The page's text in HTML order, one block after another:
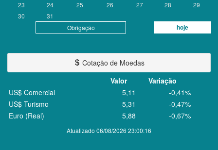
Obrigação hoje
23
24 25 26 27 28
29
30
31
Cotação de Moedas
Valor
Variação
Atualizado 06/08/2026 23:00:16
US$ Comercial 5,11
-0,41%
US$ Turismo
5,31
-0,47%
Euro (Real)
5,88 -0,67%